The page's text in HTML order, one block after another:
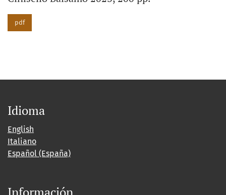
pdf
Idioma
English
Italiano
Español (España)